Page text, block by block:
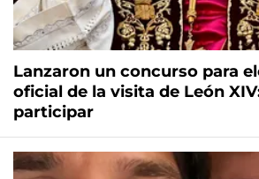
Lanzaron un concurso para
oficial de la visita de León
participar